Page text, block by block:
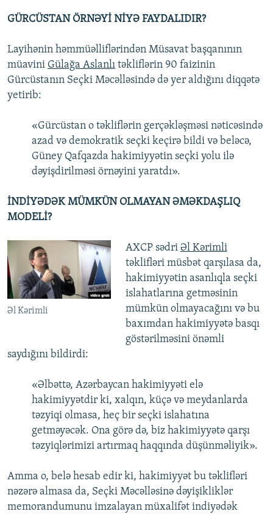
GÜRCÜSTAN ÖRNƏYİ NİYƏ FAYDALIDIR?
Layihənin həmmüəlliflərindən Müsavat başqanının
müavini Gülağa Aslanlı təkliflərin 90 faizinin
Gürcüstanın Seçki Məcəlləsində də yer aldığını diqqətə
yetirib:
«Gürcüstan o təkliflərin gerçəkləşməsi nəticəsində
azad və demokratik seçki keçirə bildi və beləcə,
Güney Qafqazda hakimiyyətin seçki yolu ilə
dəyişdirilməsi örnəyini yaratdı».
İNDİYƏDƏK MÜMKÜN OLMAYAN ƏMƏKDAŞLIQ
MODELİ?
Əl Kərimli
AXCP sədri Əl Kərimli
təklifləri müsbət qarşılasa da,
hakimiyyətin asanlıqla seçki
islahatlarına getməsinin
mümkün olmayacağını və bu
baxımdan hakimiyyətə basqı
göstərilməsini önəmli
saydığını bildirdi:
«Əlbəttə, Azərbaycan hakimiyyəti elə
hakimiyyətdir ki, xalqın, küçə və meydanlarda
təzyiqi olmasa, heç bir seçki islahatına
getməyəcək. Ona görə də, biz hakimiyyətə qarşı
təzyiqlərimizi artırmaq haqqında düşünməliyik».
Amma o, belə hesab edir ki, hakimiyyət bu təklifləri
nəzərə almasa da, Seçki Məcəlləsinə dəyişikliklər
memorandumunu imzalayan müxalifət indiyədək